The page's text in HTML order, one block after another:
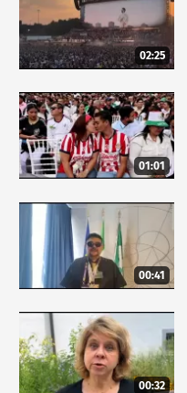
02:25
01:01
00:41
00:32